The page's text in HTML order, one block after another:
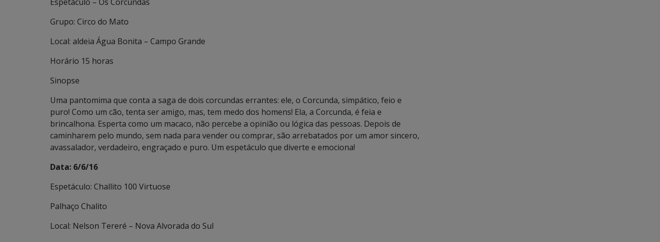
Grupo: Circo do Mato
Local: aldeia Água Bonita – Campo Grande
Horário 15 horas
Sinopse
Uma pantomima que conta a saga de dois corcundas errantes: ele, o Corcunda, simpático, feio e
puro! Como um cão, tenta ser amigo, mas, tem medo dos homens! Ela, a Corcunda, é feia e
brincalhona. Esperta como um macaco, não percebe a opinião ou lógica das pessoas. Depois de
caminharem pelo mundo, sem nada para vender ou comprar, são arrebatados por um amor sincero,
avassalador, verdadeiro, engraçado e puro. Um espetáculo que diverte e emociona!
Data: 6/6/16
Espetáculo: Challito 100 Virtuose
Palhaço Chalito
Local: Nelson Tereré – Nova Alvorada do Sul